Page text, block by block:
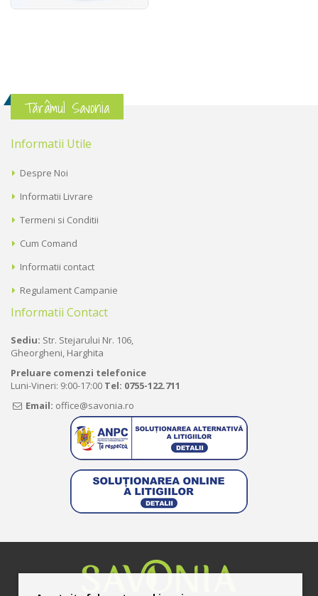
Tărâmul Savonia
Informatii Utile
Despre Noi
Informatii Livrare
Termeni si Conditii
Cum Comand
Informatii contact
Regulament Campanie
Informatii Contact
Sediu: Str. Stejarului Nr. 106,
Gheorgheni, Harghita
Preluare comenzi telefonice
Luni-Vineri: 9:00-17:00 Tel: 0755-122.711
Email: office@savonia.ro